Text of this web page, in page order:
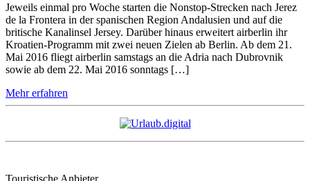
Jeweils einmal pro Woche starten die Nonstop-Strecken nach Jerez
de la Frontera in der spanischen Region Andalusien und auf die
britische Kanalinsel Jersey. Darüber hinaus erweitert airberlin ihr
Kroatien-Programm mit zwei neuen Zielen ab Berlin. Ab dem 21.
Mai 2016 fliegt airberlin samstags an die Adria nach Dubrovnik
sowie ab dem 22. Mai 2016 sonntags […]
Mehr erfahren
Touristische Anbieter